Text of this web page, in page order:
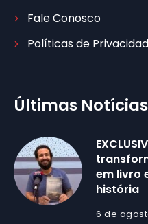
Fale Conosco
Políticas de
Últimas Notícias
em livro
história
6 de